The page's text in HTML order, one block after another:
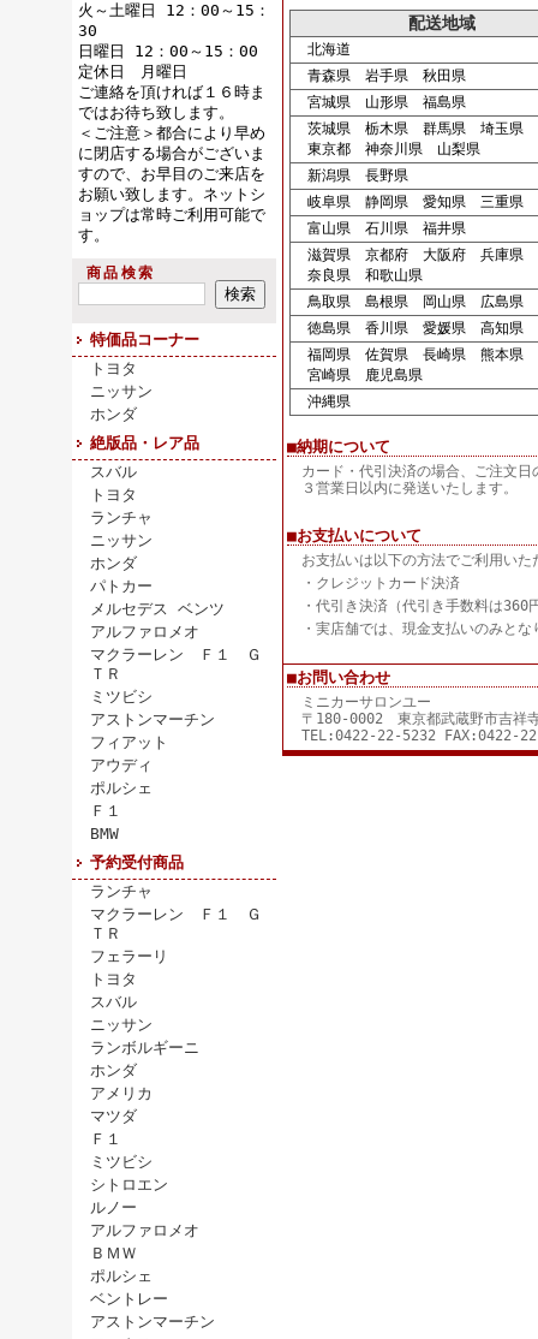
火～土曜日 12：00～15：
30
日曜日 12：00～15：00
定休日 月曜日
ご連絡を頂ければ１６時ま
ではお待ち致します。
＜ご注意＞都合により早め
に閉店する場合がございま
すので、お早目のご来店を
お願い致します。ネットシ
ョップは常時ご利用可能で
す。
商品検索
特価品コーナー
トヨタ
ニッサン
ホンダ
絶版品・レア品
スバル
トヨタ
ランチャ
ニッサン
ホンダ
パトカー
メルセデス ベンツ
アルファロメオ
マクラーレン Ｆ１ Ｇ
ＴＲ
ミツビシ
アストンマーチン
フィアット
アウディ
ポルシェ
Ｆ１
BMW
予約受付商品
ランチャ
マクラーレン Ｆ１ Ｇ
ＴＲ
フェラーリ
トヨタ
スバル
ニッサン
ランボルギーニ
ホンダ
アメリカ
マツダ
Ｆ１
ミツビシ
シトロエン
ルノー
アルファロメオ
ＢＭＷ
ポルシェ
ベントレー
アストンマーチン
配送地域
北海道
青森県 岩手県 秋田県
宮城県 山形県 福島県
茨城県 栃木県 群馬県 埼玉県
東京都 神奈川県 山梨県
新潟県 長野県
岐阜県 静岡県 愛知県 三重県
富山県 石川県 福井県
滋賀県 京都府 大阪府 兵庫県
奈良県 和歌山県
鳥取県 島根県 岡山県 広島県
徳島県 香川県 愛媛県 高知県
福岡県 佐賀県 長崎県 熊本県
宮崎県 鹿児島県
沖縄県
■納期について
カード・代引決済の場合、ご注文日
３営業日以内に発送いたします。
■お支払いについて
お支払いは以下の方法でご利用いた
・クレジットカード決済
・代引き決済（代引き手数料は360
・実店舗では、現金支払いのみとな
■お問い合わせ
ミニカーサロンユー
〒180-0002 東京都武蔵野市吉祥
TEL:0422-22-5232 FAX:0422-